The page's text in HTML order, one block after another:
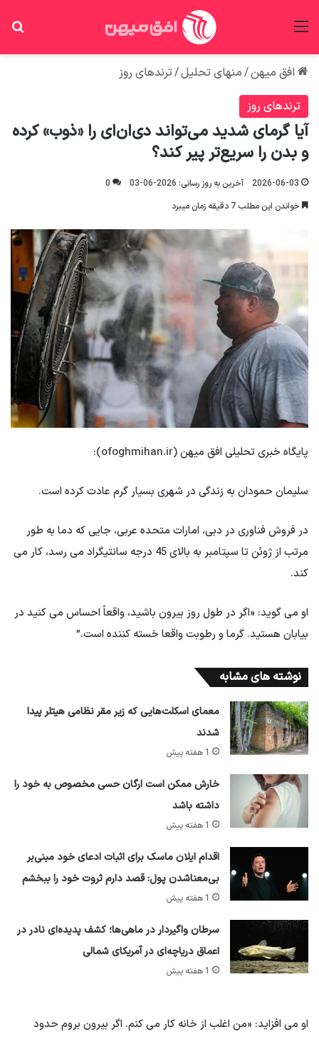
افق میهن/منهای تحلیل/ترندهای روز
ترندهای روز
آیا گرمای شدید می‌تواند دی‌ان‌ای را «ذوب» کرده
و بدن را سریع‌تر پیر کند؟
2026-06-03 آخرین به روز رسانی: 2026-06-03
0
خواندن این مطلب 7 دقیقه زمان میبرد
پایگاه خبری تحلیلی افق میهن (ofoghmihan.ir):
سلیمان حمودان به زندگی در شهری بسیار گرم عادت کرده است.
در فروش فناوری در دبی، امارات متحده عربی، جایی که دما به طور
مرتب از ژوئن تا سپتامبر به بالای 45 درجه سانتیگراد می رسد، کار می
کند.
او می گوید: «اگر در طول روز بیرون باشید، واقعاً احساس می کنید در
بیابان هستید. گرما و رطوبت واقعا خسته کننده است.”
نوشته های مشابه
معمای اسکلت‌هایی که زیر مقر نظامی هیتلر پیدا
شدند
1 هفته پیش
خارش ممکن است ارگان حسی مخصوص به خود را
داشته باشد
1 هفته پیش
اقدام ایلان ماسک برای اثبات ادعای خود مبنی‌بر
بی‌معناشدن پول: قصد دارم ثروت خود را ببخشم
1 هفته پیش
سرطان واگیردار در ماهی‌ها؛ کشف پدیده‌ای نادر در
اعماق دریاچه‌ای در آمریکای شمالی
1 هفته پیش
او می افزاید: «من اغلب از خانه کار می کنم. اگر بیرون بروم حدود